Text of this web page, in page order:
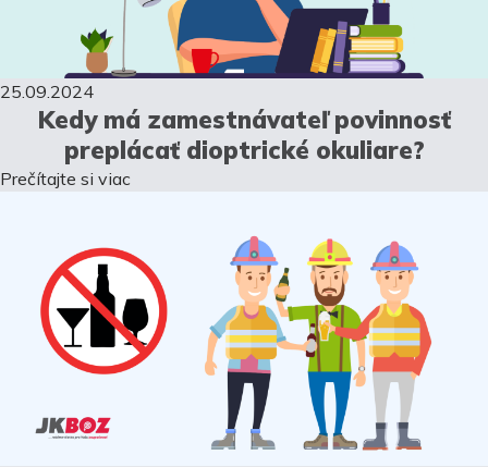
25.09.2024
Kedy má zamestnávateľ povinnosť
preplácať dioptrické okuliare?
Prečítajte si viac